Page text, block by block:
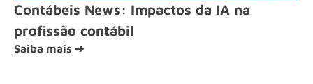
Contábeis News: Impactos da IA na
profissão contábil
Saiba mais ➔